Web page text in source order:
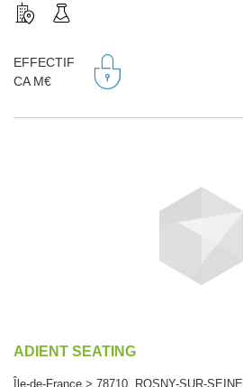
EFFECTIF
CA M€
ADIENT SEATING
Île-de-France > 78710 ROSNY-SUR-SEINE